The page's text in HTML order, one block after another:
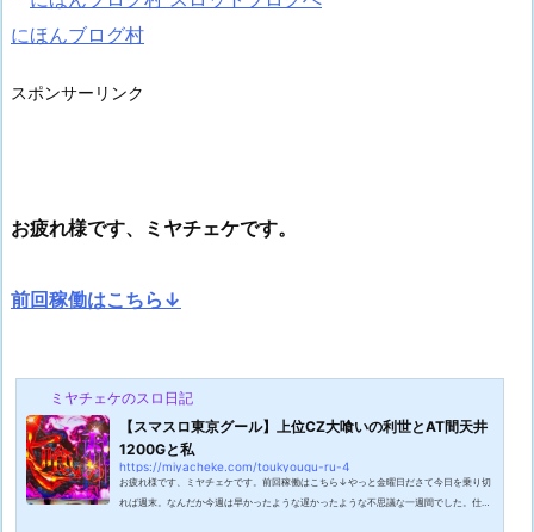
にほんブログ村
スポンサーリンク
お疲れ様です、ミヤチェケです。
前回稼働はこちら↓
ミヤチェケのスロ日記
【スマスロ東京グール】上位CZ大喰いの利世とAT間天井
1200Gと私
https://miyacheke.com/toukyougu-ru-4
お疲れ様です、ミヤチェケです。前回稼働はこちら↓やっと金曜日ださて今日を乗り切
れば週末。なんだか今週は早かったような遅かったような不思議な一週間でした。仕事